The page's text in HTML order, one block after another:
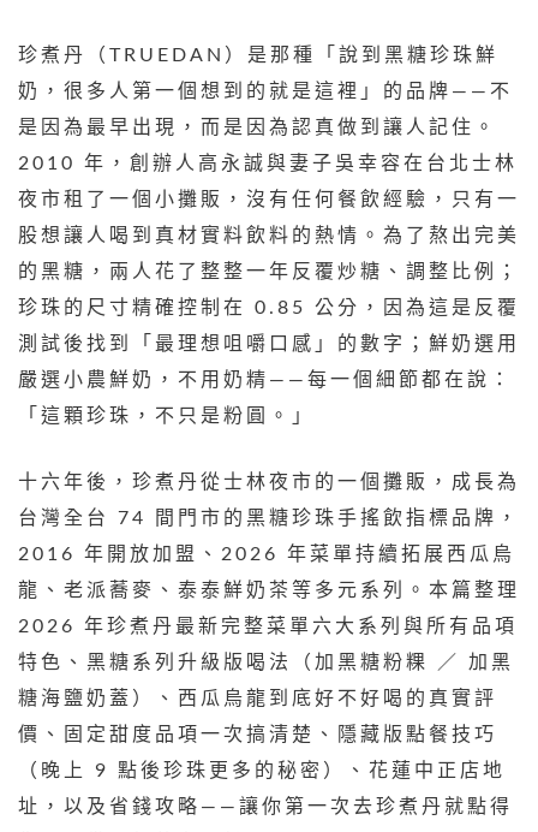
珍煮丹（TRUEDAN）是那種「說到黑糖珍珠鮮
奶，很多人第一個想到的就是這裡」的品牌——不
是因為最早出現，而是因為認真做到讓人記住。
2010 年，創辦人高永誠與妻子吳幸容在台北士林
夜市租了一個小攤販，沒有任何餐飲經驗，只有一
股想讓人喝到真材實料飲料的熱情。為了熬出完美
的黑糖，兩人花了整整一年反覆炒糖、調整比例；
珍珠的尺寸精確控制在 0.85 公分，因為這是反覆
測試後找到「最理想咀嚼口感」的數字；鮮奶選用
嚴選小農鮮奶，不用奶精——每一個細節都在說：
「這顆珍珠，不只是粉圓。」
十六年後，珍煮丹從士林夜市的一個攤販，成長為
台灣全台 74 間門市的黑糖珍珠手搖飲指標品牌，
2016 年開放加盟、2026 年菜單持續拓展西瓜烏
龍、老派蕎麥、泰泰鮮奶茶等多元系列。本篇整理
2026 年珍煮丹最新完整菜單六大系列與所有品項
特色、黑糖系列升級版喝法（加黑糖粉粿 ／ 加黑
糖海鹽奶蓋）、西瓜烏龍到底好不好喝的真實評
價、固定甜度品項一次搞清楚、隱藏版點餐技巧
（晚上 9 點後珍珠更多的秘密）、花蓮中正店地
址，以及省錢攻略——讓你第一次去珍煮丹就點得